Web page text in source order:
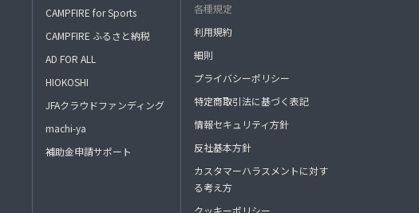
CAMPFIRE for Sports
CAMPFIRE ふるさと納税
AD FOR ALL
HIOKOSHI
JFAクラウドファンディング
machi-ya
補助金申請サポート
各種規定
利用規約
細則
プライバシーポリシー
特定商取引法に基づく表記
情報セキュリティ方針
反社基本方針
カスタマーハラスメントに対す
る考え方
クッキーポリシー